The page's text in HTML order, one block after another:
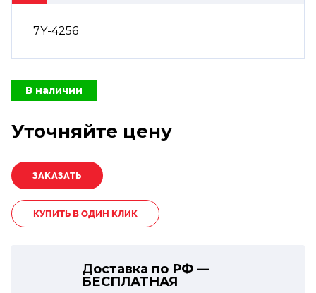
7Y-4256
В наличии
Уточняйте цену
КУПИТЬ В ОДИН КЛИК
Доставка по РФ —
БЕСПЛАТНАЯ